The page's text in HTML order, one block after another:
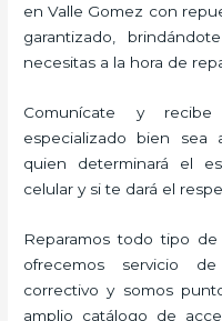
en Valle Gomez con
garantizado,
necesitas a la hora de
Comunícate y
especializado bien
quien determinará el
celular y si te dará el
Reparamos todo tipo
ofrecemos servicio
correctivo y somos
amplio catálogo de